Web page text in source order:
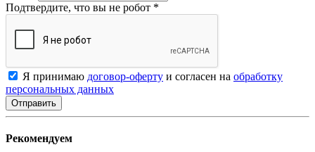
Подтвердите, что вы не робот *
Я принимаю договор-оферту и согласен на обработку
персональных данных
Рекомендуем